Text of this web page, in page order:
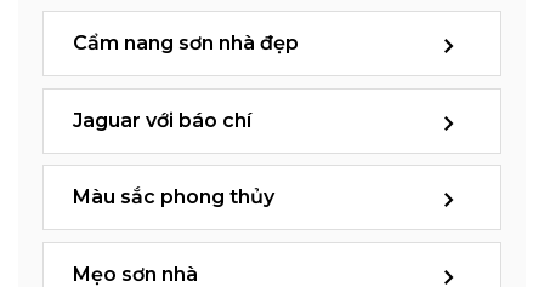
Cẩm nang sơn nhà đẹp
Jaguar với báo chí
Màu sắc phong thủy
Mẹo sơn nhà